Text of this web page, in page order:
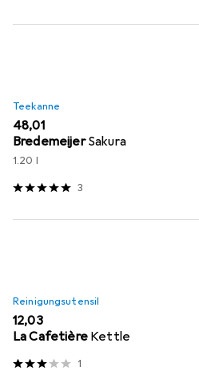
Teekanne
EUR
48,01
Bredemeijer Sakura
1.20 l
3
Reinigungsutensil
EUR
12,03
La Cafetière Kettle
1